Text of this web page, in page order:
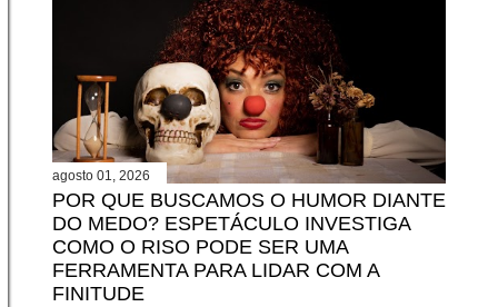
agosto 01, 2026
POR QUE BUSCAMOS O HUMOR DIANTE
DO MEDO? ESPETÁCULO INVESTIGA
COMO O RISO PODE SER UMA
FERRAMENTA PARA LIDAR COM A
FINITUDE